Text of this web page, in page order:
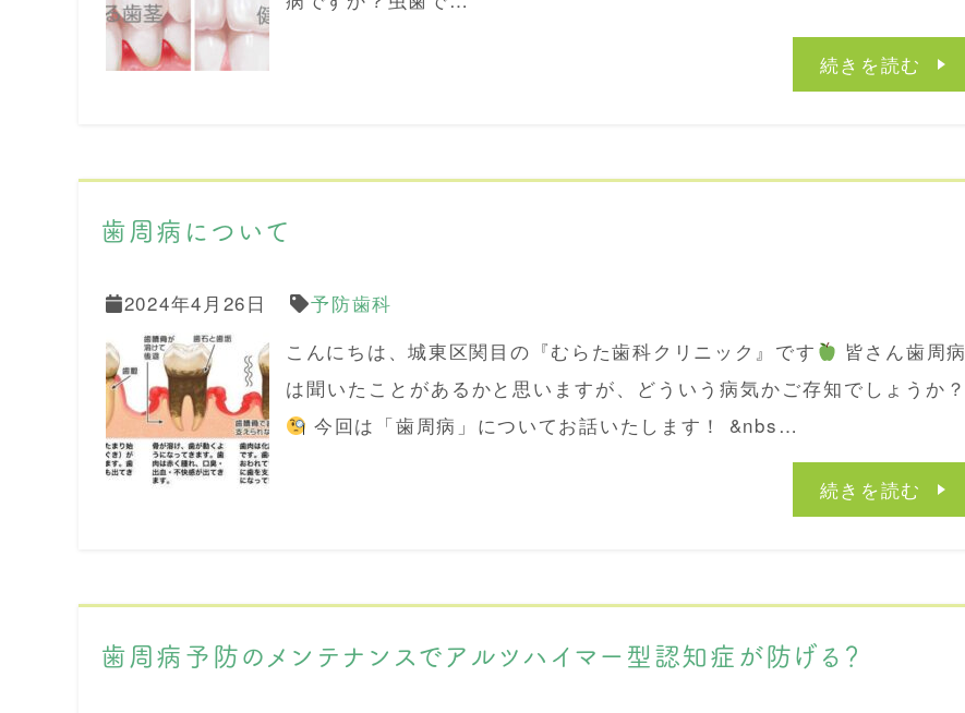
続きを読む
歯周病について
2024年4月26日
予防歯科
こんにちは、城東区関目の『むらた歯科クリニック』です
皆さん歯周病
は聞いたことがあるかと思いますが、どういう病気かご存知でしょうか？
今回は「歯周病」についてお話いたします！ &nbs…
続きを読む
歯周病予防のメンテナンスでアルツハイマー型認知症が防げる？